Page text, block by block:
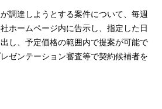
調達しようとする案件について、毎週
ホームページ内に告示し、指定した日
し、予定価格の範囲内で提案が可能で
ゼンテーション審査等で契約候補者を